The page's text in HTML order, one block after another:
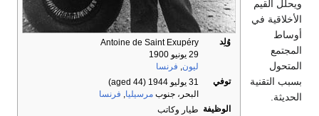
وُلِد
Antoine de Saint Exupéry
29 يونيو 1900
ليون, فرنسا
توفي
31 يوليو 1944
(aged 44)
البحر، جنوب مرسيليا, فرنسا
الوظيفة طيار وكاتب
ويحلل القيم
الأخلاقية في
أوساط
المجتمع
المتحول
بسبب التقنية
الحديثة.